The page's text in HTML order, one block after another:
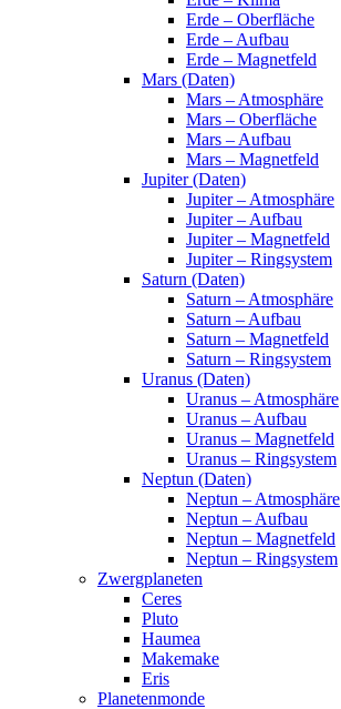
Erde – Oberfläche
Erde – Aufbau
Erde – Magnetfeld
Mars (Daten)
Mars – Atmosphäre
Mars – Oberfläche
Mars – Aufbau
Mars – Magnetfeld
Jupiter (Daten)
Jupiter – Atmosphäre
Jupiter – Aufbau
Jupiter – Magnetfeld
Jupiter – Ringsystem
Saturn (Daten)
Saturn – Atmosphäre
Saturn – Aufbau
Saturn – Magnetfeld
Saturn – Ringsystem
Uranus (Daten)
Uranus – Atmosphäre
Uranus – Aufbau
Uranus – Magnetfeld
Uranus – Ringsystem
Neptun (Daten)
Neptun – Atmosphäre
Neptun – Aufbau
Neptun – Magnetfeld
Neptun – Ringsystem
Zwergplaneten
Ceres
Pluto
Haumea
Makemake
Eris
Planetenmonde